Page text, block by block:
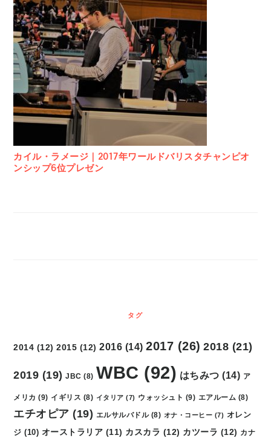
カイル・ラメージ｜2017年ワールドバリスタチャンピオ
ンシップ6位プレゼン
タグ
2014 (12) 2015 (12) 2016 (14) 2017 (26) 2018 (21)
2019 (19) JBC (8) WBC (92) はちみつ (14) ア
メリカ (9) イギリス (8) イタリア (7) ウォッシュト (9) エアルーム (8)
エチオピア (19) エルサルバドル(8) オナ・コーヒー (7) オレン
ジ (10) オーストラリア (11) カスカラ (12) カツーラ (12) カナ